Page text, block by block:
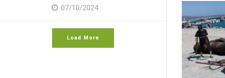
07/10/2024
Load More